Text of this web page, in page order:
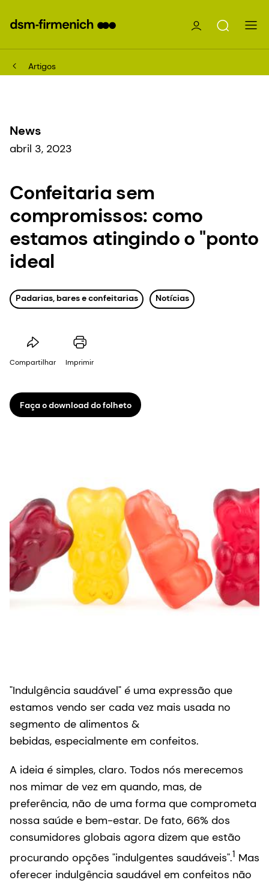
Artigos
News
abril 3, 2023
Confeitaria sem
compromissos: como
estamos atingindo o "ponto
ideal
Padarias, bares e confeitarias Notícias
Compartilhar Imprimir
Faça o download do folheto
"Indulgência saudável" é uma expressão que
estamos vendo ser cada vez mais usada no
segmento de alimentos &
bebidas, especialmente em confeitos.
A ideia é simples, claro. Todos nós merecemos
nos mimar de vez em quando, mas, de
preferência, não de uma forma que comprometa
nossa saúde e bem-estar. De fato, 66% dos
consumidores globais agora dizem que estão
procurando opções "indulgentes saudáveis".1 Mas
oferecer indulgência saudável em confeitos não